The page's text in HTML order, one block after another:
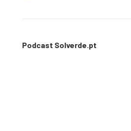
Podcast Solverde.pt